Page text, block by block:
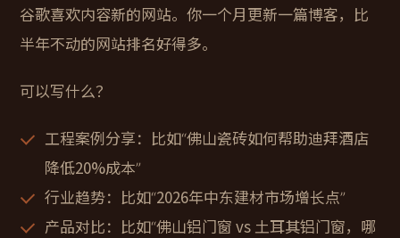
谷歌喜欢内容新的网站。你一个月更新一篇博客，比
半年不动的网站排名好得多。
可以写什么？
工程案例分享：比如“佛山瓷砖如何帮助迪拜酒店
降低20%成本”
行业趋势：比如“2026年中东建材市场增长点”
产品对比：比如“佛山铝门窗 vs 土耳其铝门窗，哪